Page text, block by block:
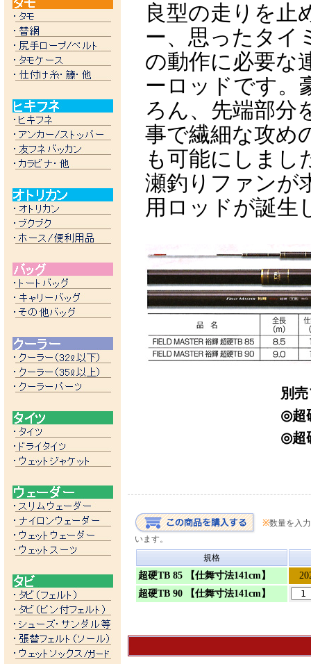
良型の走りを止
ー、思ったタイ
の動作に必要な
ーロッドです。
ろん、先端部分
事で繊細な攻め
も可能にしまし
瀬釣りファンが
用ロッドが誕生
別
◎超
◎超
※数量を入
います。
規格
超硬TB 85 【仕舞寸法141cm】
超硬TB 90 【仕舞寸法141cm】